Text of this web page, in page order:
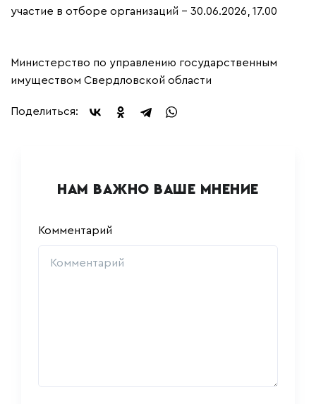
участие в отборе организаций – 30.06.2026, 17.00
Министерство по управлению государственным
имуществом Свердловской области
Поделиться:
НАМ ВАЖНО ВАШЕ МНЕНИЕ
Комментарий